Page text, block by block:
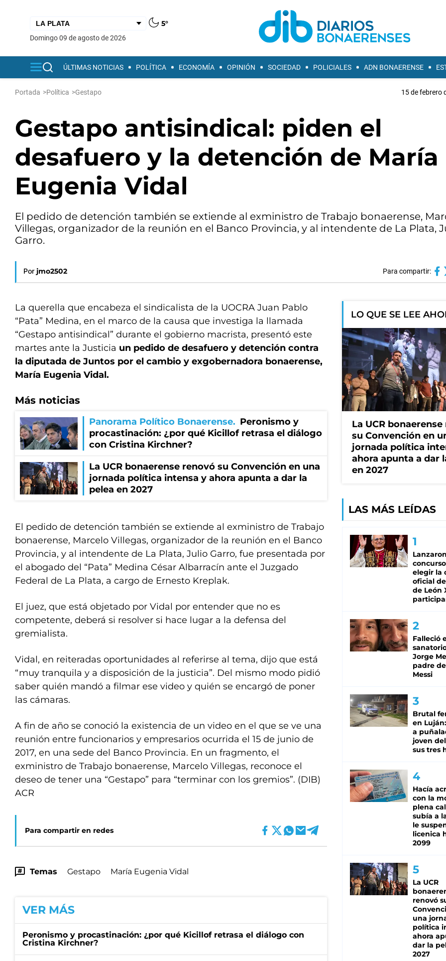
5°
domingo 09 de agosto de 2026
ÚLTIMAS NOTICIAS POLÍTICA ECONOMÍA OPINIÓN SOCIEDAD POLICIALES ADN BONAERENSE
Portada >Política >Gestapo 15 de febrero
Gestapo antisindical: piden el
desafuero y la detención de María
Eugenia Vidal
El pedido de detención también se extiende al exministro de Trabajo bonaerense,
Villegas, organizador de la reunión en el Banco Provincia, y al intendente de La Plata,
Garro.
Por jmo2502 Para compartir:
La querella que encabeza el sindicalista de la UOCRA Juan Pablo
“Pata” Medina, en el marco de la causa que investiga la llamada
“Gestapo antisindical” durante el gobierno macrista, presentó este
martes ante la Justicia un pedido de desafuero y detención contra
la diputada de Juntos por el cambio y exgobernadora bonaerense,
María Eugenia Vidal.
Más noticias
Panorama Político Bonaerense
Peronismo y
procastinación: ¿por qué Kicillof retrasa el diálogo
con Cristina Kirchner?
La UCR bonaerense renovó su Convención en una
jornada política intensa y ahora apunta a dar la
pelea en 2027
El pedido de detención también se extiende al exministro de Trabajo
bonaerense, Marcelo Villegas, organizador de la reunión en el Banco
Provincia, y al intendente de La Plata, Julio Garro, fue presentada por
el abogado del “Pata” Medina César Albarracín ante el Juzgado
Federal de La Plata, a cargo de Ernesto Kreplak.
El juez, que está objetado por Vidal por entender que no es
competente, deberá si resolver si hace lugar a la defensa del
gremialista.
Vidal, en reiteradas oportunidades al referirse al tema, dijo que está
“muy tranquila y a disposición de la justicia”. Del mismo modo pidió
saber quién mandó a filmar ese video y quién se encargó de poner
las cámaras.
A fin de año se conoció la existencia de un video en el que se ve una
reunión entre funcionarios y empresarios ocurrida el 15 de junio de
2017, en una sede del Banco Provincia. En un fragmento, el
exministro de Trabajo bonaerense, Marcelo Villegas, reconoce el
deseo de tener una “Gestapo” para “terminar con los gremios”. (DIB)
ACR
Para compartir en redes
Temas Gestapo María Eugenia Vidal
VER MÁS
Peronismo y procastinación: ¿por qué Kicillof retrasa el diálogo con
Cristina Kirchner?
LO QUE SE LEE
La UCR
su Convención en
jornada política
ahora apunta a dar
en 2027
LAS MÁS LEÍDAS
elegir la
oficial
de León
Falleció
Jorge
padre
Messi
Brutal
en
a
joven
sus tres
Hacía
con la
plena
subía a
le
licenica
2099
La UCR
renovó
una
política
ahora
dar la
2027